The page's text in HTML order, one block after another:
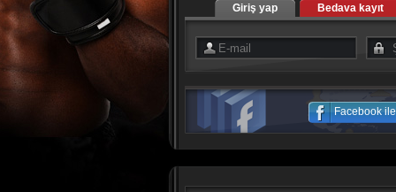
Giriş yap Bedava kayıt
Facebook